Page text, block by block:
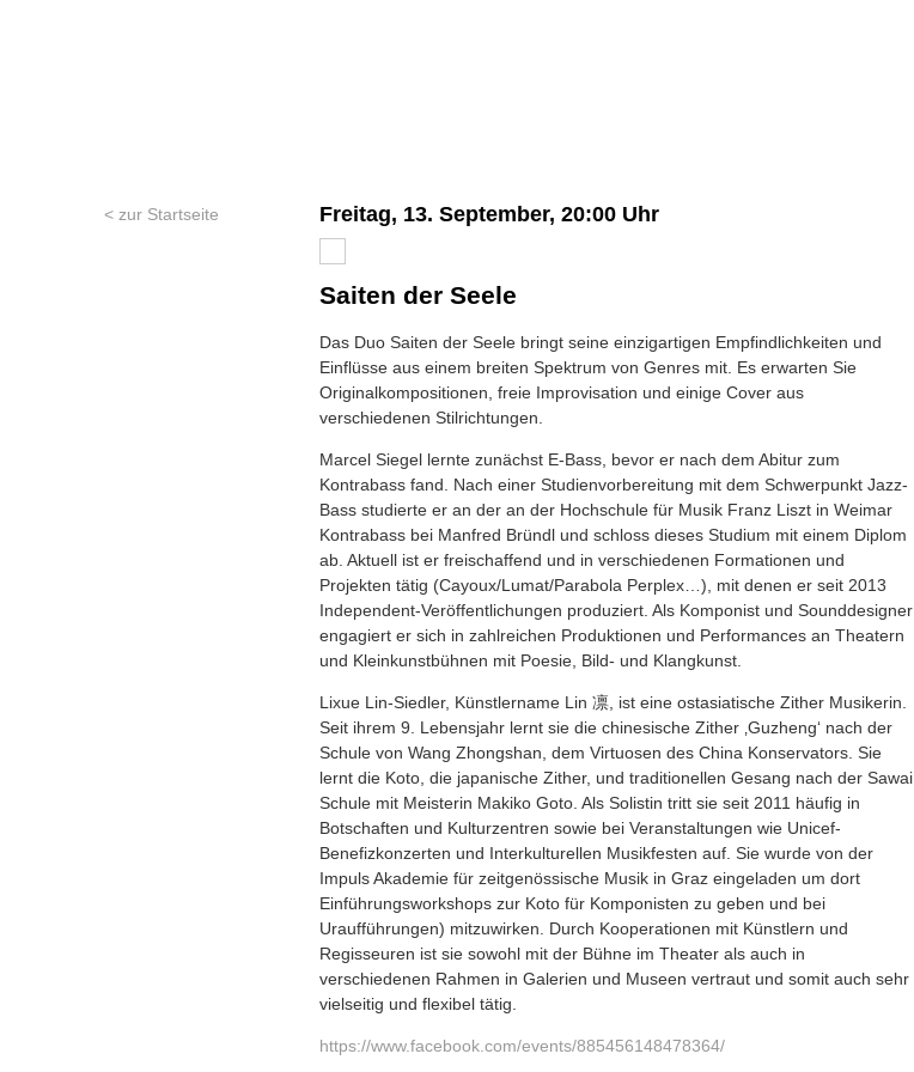
< zur Startseite Freitag, 13. September, 20:00 Uhr
Saiten der Seele
Das Duo Saiten der Seele bringt seine einzigartigen Empfindlichkeiten und
Einflüsse aus einem breiten Spektrum von Genres mit. Es erwarten Sie
Originalkompositionen, freie Improvisation und einige Cover aus
verschiedenen Stilrichtungen.
Marcel Siegel lernte zunächst E-Bass, bevor er nach dem Abitur zum
Kontrabass fand. Nach einer Studienvorbereitung mit dem Schwerpunkt Jazz-
Bass studierte er an der an der Hochschule für Musik Franz Liszt in Weimar
Kontrabass bei Manfred Bründl und schloss dieses Studium mit einem Diplom
ab. Aktuell ist er freischaffend und in verschiedenen Formationen und
Projekten tätig (Cayoux/Lumat/Parabola Perplex…), mit denen er seit 2013
Independent-Veröffentlichungen produziert. Als Komponist und Sounddesigner
engagiert er sich in zahlreichen Produktionen und Performances an Theatern
und Kleinkunstbühnen mit Poesie, Bild- und Klangkunst.
Lixue Lin-Siedler, Künstlername Lin 凛, ist eine ostasiatische Zither Musikerin.
Seit ihrem 9. Lebensjahr lernt sie die chinesische Zither ‚Guzheng‘ nach der
Schule von Wang Zhongshan, dem Virtuosen des China Konservators. Sie
lernt die Koto, die japanische Zither, und traditionellen Gesang nach der Sawai
Schule mit Meisterin Makiko Goto. Als Solistin tritt sie seit 2011 häufig in
Botschaften und Kulturzentren sowie bei Veranstaltungen wie Unicef-
Benefizkonzerten und Interkulturellen Musikfesten auf. Sie wurde von der
Impuls Akademie für zeitgenössische Musik in Graz eingeladen um dort
Einführungsworkshops zur Koto für Komponisten zu geben und bei
Uraufführungen) mitzuwirken. Durch Kooperationen mit Künstlern und
Regisseuren ist sie sowohl mit der Bühne im Theater als auch in
verschiedenen Rahmen in Galerien und Museen vertraut und somit auch sehr
vielseitig und flexibel tätig.
https://www.facebook.com/events/885456148478364/